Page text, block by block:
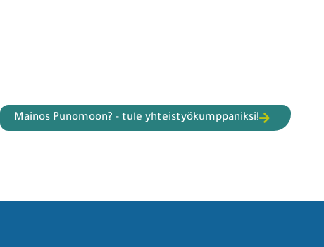
Mainos Punomoon? - tule yhteistyökumppaniksi!